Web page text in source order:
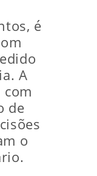
é
A
com
de
o